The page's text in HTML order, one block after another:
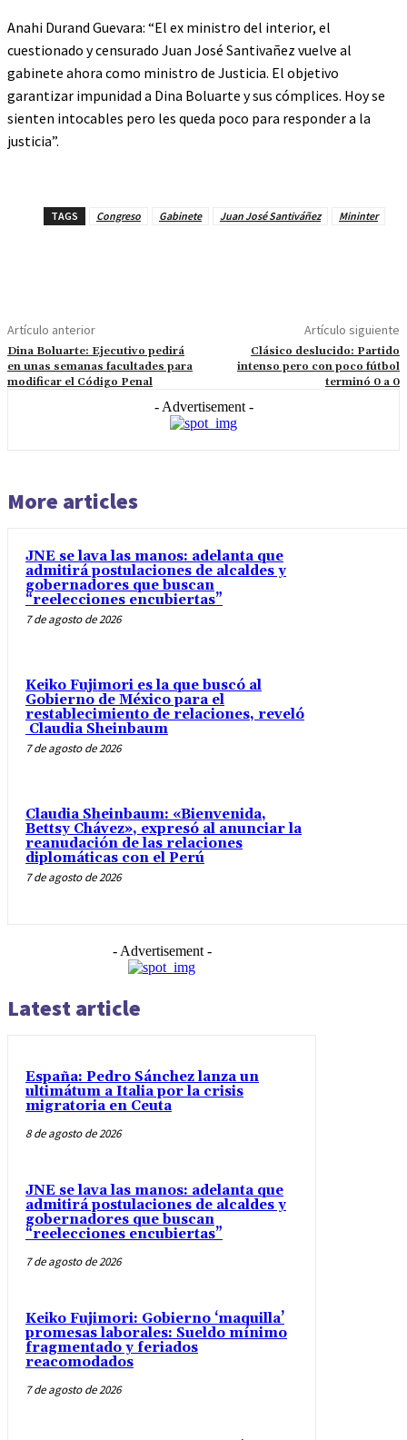
Anahi Durand Guevara: “El ex ministro del interior, el
cuestionado y censurado Juan José Santivañez vuelve al
gabinete ahora como ministro de Justicia. El objetivo
garantizar impunidad a Dina Boluarte y sus cómplices. Hoy se
sienten intocables pero les queda poco para responder a la
justicia”.
TAGS Congreso Gabinete Juan José Santiváñez Mininter
Artículo anterior
Dina Boluarte: Ejecutivo pedirá
en unas semanas facultades para
modificar el Código Penal
Artículo siguiente
Clásico deslucido: Partido
intenso pero con poco fútbol
terminó 0 a 0
- Advertisement -
More articles
JNE se lava las manos: adelanta que
admitirá postulaciones de alcaldes y
gobernadores que buscan
“reelecciones encubiertas”
7 de agosto de 2026
Keiko Fujimori es la que buscó al
Gobierno de México para el
restablecimiento de relaciones, reveló
Claudia Sheinbaum
7 de agosto de 2026
Claudia Sheinbaum: «Bienvenida,
Bettsy Chávez», expresó al anunciar la
reanudación de las relaciones
diplomáticas con el Perú
7 de agosto de 2026
- Advertisement -
Latest article
España: Pedro Sánchez lanza un
ultimátum a Italia por la crisis
migratoria en Ceuta
8 de agosto de 2026
JNE se lava las manos: adelanta que
admitirá postulaciones de alcaldes y
gobernadores que buscan
“reelecciones encubiertas”
7 de agosto de 2026
Keiko Fujimori: Gobierno ‘maquilla’
promesas laborales: Sueldo mínimo
fragmentado y feriados
reacomodados
7 de agosto de 2026